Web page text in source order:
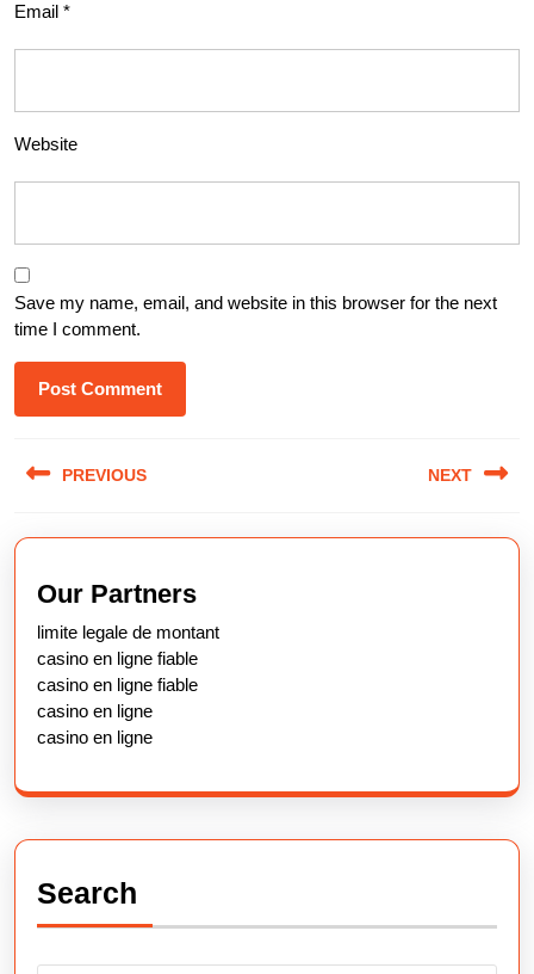
Email *
Website
Save my name, email, and website in this browser for the next
time I comment.
navigation
PREVIOUS NEXT
Our Partners
limite legale de montant
casino en ligne fiable
casino en ligne fiable
casino en ligne
casino en ligne
Search